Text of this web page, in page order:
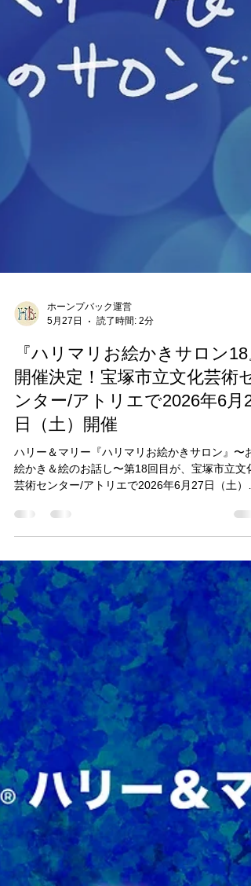
ホーンプバック運営
『ハリマリお絵かきサロン18
開催決定！宝塚市立文化芸術セ
ンター/アトリエで2026年6月
日（土）開催
ハリー＆マリー『ハリマリお絵かきサロン』〜お
絵かき＆絵のお話し〜第18回目が、宝塚市立文化
開催されます。 絵のことに興味のある人ない人
老若男女どなたでもOK！ 持ち物は絵を描く道具
んでも、手ぶらでも参加可能です♪ 過去のハリマ
サロンの様子もこちらの記事でご覧いただけま
す。 大人や子供どなたでも参加料金は500円、定
員は14名様限定で募集しています。 ※当日参加
可能ですが定員を超えるお申込みがあった場合に
は予約の方優先と致します。 素敵な思い出作り
ぜひご参加ください✨ 『ハリマリお絵かきサロ
ン』〜お絵かき＆絵のお話し〜開催情報 開催日
2026年6月27日（土） 開催場所 宝塚市立文化芸
センター/アトリエ 開催時間 14:00開催予定 定員
大人子供14名様限定 参加料金 どなたも500円 持
物 絵を描く道具なんでも（手ぶらでもOK） 『ハ
リマリお絵かきサロン』〜お絵かき＆絵のお話
し〜についてのお問合せはこちら
info@howmpdbuck.com 【ご来場のお客様へのお
知らせ